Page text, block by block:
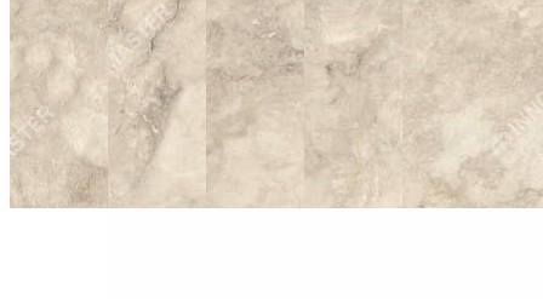
型号
2002
奢石
防水SPC墙板
DSPC